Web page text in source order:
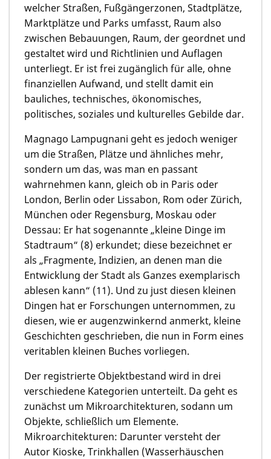
welcher Straßen, Fußgängerzonen, Stadtplätze,
Marktplätze und Parks umfasst, Raum also
zwischen Bebauungen, Raum, der geordnet und
gestaltet wird und Richtlinien und Auflagen
unterliegt. Er ist frei zugänglich für alle, ohne
finanziellen Aufwand, und stellt damit ein
bauliches, technisches, ökonomisches,
politisches, soziales und kulturelles Gebilde dar.
Magnago Lampugnani geht es jedoch weniger
um die Straßen, Plätze und ähnliches mehr,
sondern um das, was man en passant
wahrnehmen kann, gleich ob in Paris oder
London, Berlin oder Lissabon, Rom oder Zürich,
München oder Regensburg, Moskau oder
Dessau: Er hat sogenannte „kleine Dinge im
Stadtraum“ (8) erkundet; diese bezeichnet er
als „Fragmente, Indizien, an denen man die
Entwicklung der Stadt als Ganzes exemplarisch
ablesen kann“ (11). Und zu just diesen kleinen
Dingen hat er Forschungen unternommen, zu
diesen, wie er augenzwinkernd anmerkt, kleine
Geschichten geschrieben, die nun in Form eines
veritablen kleinen Buches vorliegen.
Der registrierte Objektbestand wird in drei
verschiedene Kategorien unterteilt. Da geht es
zunächst um Mikroarchitekturen, sodann um
Objekte, schließlich um Elemente.
Mikroarchitekturen: Darunter versteht der
Autor Kioske, Trinkhallen (Wasserhäuschen